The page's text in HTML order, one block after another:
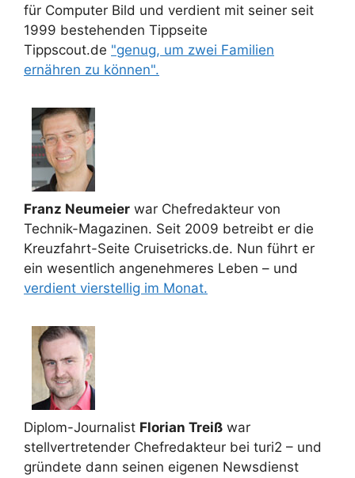
für Computer Bild und verdient mit seiner seit
1999 bestehenden Tippseite
Tippscout.de "genug, um zwei Familien
ernähren zu können".
Franz Neumeier war Chefredakteur von
Technik-Magazinen. Seit 2009 betreibt er die
Kreuzfahrt-Seite Cruisetricks.de. Nun führt er
ein wesentlich angenehmeres Leben – und
verdient vierstellig im Monat.
Diplom-Journalist Florian Treiß war
stellvertretender Chefredakteur bei turi2 – und
gründete dann seinen eigenen Newsdienst